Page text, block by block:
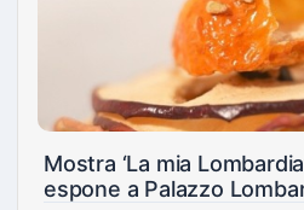
Mostra ‘La mia
espone a Palazzo